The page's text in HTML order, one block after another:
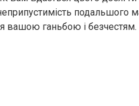
подальшого
вашою ганьбою і безчестям.